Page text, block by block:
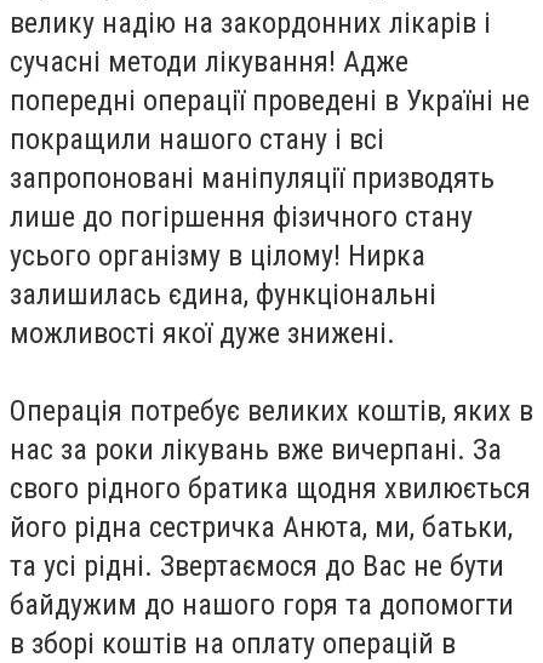
велику надію на закордонних лікарів і
сучасні методи лікування! Адже
попередні операції проведені в Україні не
покращили нашого стану і всі
запропоновані маніпуляції призводять
лише до погіршення фізичного стану
усього організму в цілому! Нирка
залишилась єдина, функціональні
можливості якої дуже знижені.
Операція потребує великих коштів, яких в
нас за роки лікувань вже вичерпані. За
свого рідного братика щодня хвилюється
його рідна сестричка Анюта, ми, батьки,
та усі рідні. Звертаємося до Вас не бути
байдужим до нашого горя та допомогти
в зборі коштів на оплату операцій в